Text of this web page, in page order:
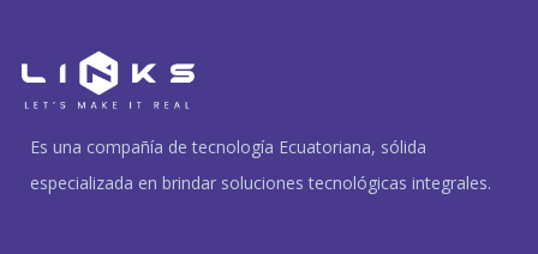
Es una compañía de tecnología Ecuatoriana, sólida
especializada en brindar soluciones tecnológicas integrales.